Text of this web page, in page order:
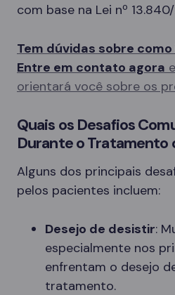
com base na Lei nº
Tem dúvidas sobre
Entre em contato agora
orientará você sobre os
Quais os Desafios
Durante o Tratamento
Alguns dos principais
pelos pacientes incluem:
Desejo de desistir:
especialmente nos
enfrentam o desejo
tratamento.